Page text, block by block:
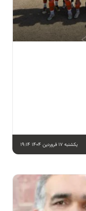
یکشنبه 17 فروردین 1404 19:14